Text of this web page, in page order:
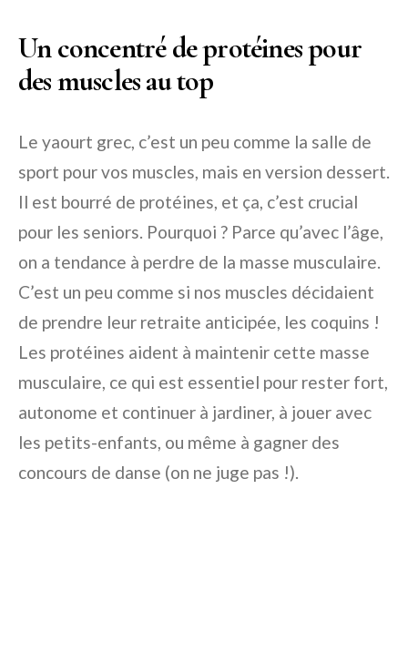
Un concentré de protéines pour
des muscles au top
Le yaourt grec, c’est un peu comme la salle de
sport pour vos muscles, mais en version dessert.
Il est bourré de protéines, et ça, c’est crucial
pour les seniors. Pourquoi ? Parce qu’avec l’âge,
on a tendance à perdre de la masse musculaire.
C’est un peu comme si nos muscles décidaient
de prendre leur retraite anticipée, les coquins !
Les protéines aident à maintenir cette masse
musculaire, ce qui est essentiel pour rester fort,
autonome et continuer à jardiner, à jouer avec
les petits-enfants, ou même à gagner des
concours de danse (on ne juge pas !).